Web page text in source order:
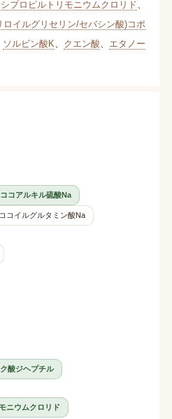
プロピルトリモニウムクロリド
ロイルグリセリン/セバシン酸)コポ
ソルビン酸K クエン酸
エタノー
ココアルキル硫酸Na
ココイルグルタミン酸Na
酸ジヘプチル
ニウムクロリド